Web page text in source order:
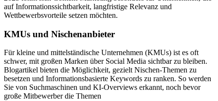
auf Informationssichtbarkeit, langfristige Relevanz und
Wettbewerbsvorteile setzen möchten.
KMUs und Nischenanbieter
Für kleine und mittelständische Unternehmen (KMUs) ist es oft
schwer, mit großen Marken über Social Media sichtbar zu bleiben.
Blogartikel bieten die Möglichkeit, gezielt Nischen-Themen zu
besetzen und Informationsbasierte Keywords zu ranken. So werden
Sie von Suchmaschinen und KI-Overviews erkannt, noch bevor
große Mitbewerber die Themen